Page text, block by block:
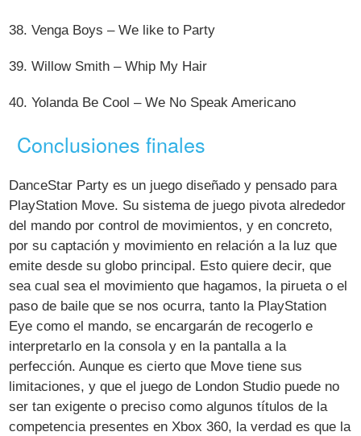
38. Venga Boys – We like to Party
39. Willow Smith – Whip My Hair
40. Yolanda Be Cool – We No Speak Americano
Conclusiones finales
DanceStar Party es un juego diseñado y pensado para
PlayStation Move. Su sistema de juego pivota alrededor
del mando por control de movimientos, y en concreto,
por su captación y movimiento en relación a la luz que
emite desde su globo principal. Esto quiere decir, que
sea cual sea el movimiento que hagamos, la pirueta o el
paso de baile que se nos ocurra, tanto la PlayStation
Eye como el mando, se encargarán de recogerlo e
interpretarlo en la consola y en la pantalla a la
perfección. Aunque es cierto que Move tiene sus
limitaciones, y que el juego de London Studio puede no
ser tan exigente o preciso como algunos títulos de la
competencia presentes en Xbox 360, la verdad es que la